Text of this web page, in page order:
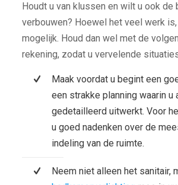
Houdt u van klussen en wilt u ook de
verbouwen? Hoewel het veel werk
mogelijk. Houd dan wel met de
rekening, zodat u vervelende
Maak voordat u begint een
een strakke planning waarin u
gedetailleerd uitwerkt. Voor
u goed nadenken over de
indeling van de ruimte.
Neem niet alleen het sanitair,